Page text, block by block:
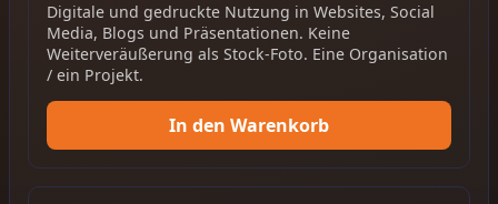
Digitale und gedruckte Nutzung in Websites, Social
Media, Blogs und Präsentationen. Keine
Weiterveräußerung als Stock-Foto. Eine Organisation
/ ein Projekt.
In den Warenkorb